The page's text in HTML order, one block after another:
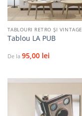
TABLOURI RETRO ȘI VINTAGE
Tablou LA PUB
De la 95,00 lei